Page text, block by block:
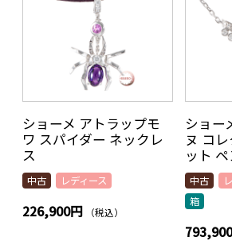
ショーメ アトラップモ
ワ スパイダー ネックレ
ス
中古 レディース
226,900円 （税込）
ショー
ヌ コ
ット
中古
箱